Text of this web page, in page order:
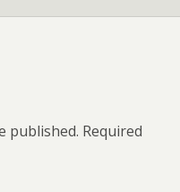
published. Required